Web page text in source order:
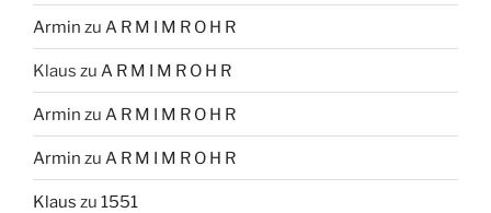
Armin zu A R M I M R O H R
Klaus zu A R M I M R O H R
Armin zu A R M I M R O H R
Armin zu A R M I M R O H R
Klaus zu 1551